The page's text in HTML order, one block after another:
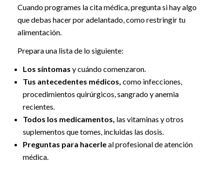
Cuando programes la cita médica, pregunta si hay algo
que debas hacer por adelantado, como restringir tu
alimentación.
Prepara una lista de lo siguiente:
Los síntomas y cuándo comenzaron.
Tus antecedentes médicos, como infecciones,
procedimientos quirúrgicos, sangrado y anemia
recientes.
Todos los medicamentos, las vitaminas y otros
suplementos que tomes, incluidas las dosis.
Preguntas para hacerleal profesional de atención
médica.